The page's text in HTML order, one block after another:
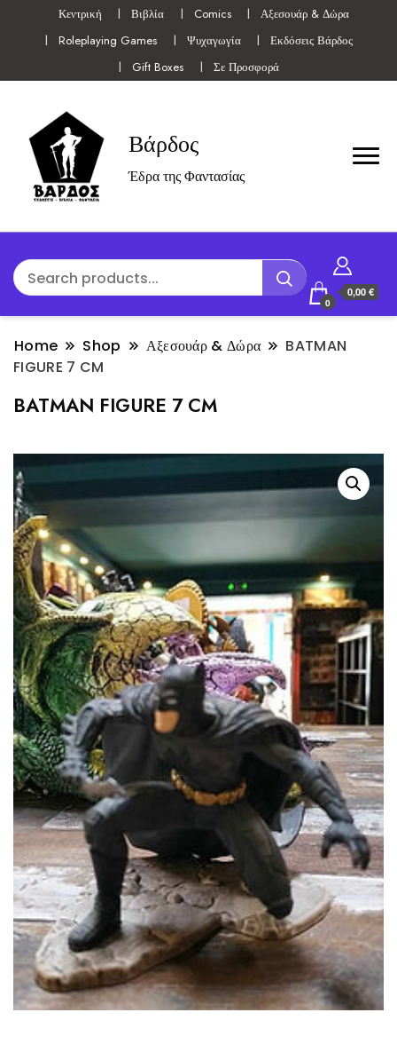
Κεντρική Βιβλία Comics
Αξεσουάρ & Δώρα
Roleplaying Games
Ψυχαγωγία
Εκδόσεις Βάρδος
Gift Boxes
Σε Προσφορά
Βάρδος
Έδρα της Φαντασίας
0
0,00 €
Home Shop Αξεσουάρ & Δώρα
BATMAN
FIGURE 7 CM
BATMAN FIGURE 7 CM